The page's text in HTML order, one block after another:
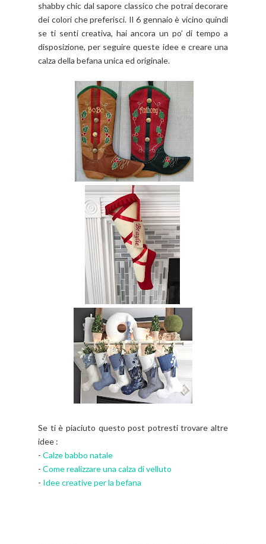
shabby chic dal sapore classico che potrai decorare
dei colori che preferisci. Il 6 gennaio è vicino quindi
se ti senti creativa, hai ancora un po’ di tempo a
disposizione, per seguire queste idee e creare una
calza della befana unica ed originale.
Se ti è piaciuto questo post potresti trovare altre
idee :
- Calze babbo natale
- Come realizzare una calza di velluto
- Idee creative per la befana